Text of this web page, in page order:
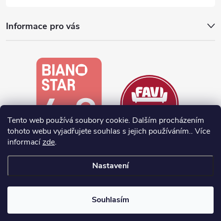
Tento web používá soubory cookie. Dalším procházením
tohoto webu vyjadřujete souhlas s jejich používáním.. Více
informacízde.
Nastavení
Souhlasím
Informace pro vás
Vytvořil Shoptet
. Všechna práva vyhrazena.
cookies